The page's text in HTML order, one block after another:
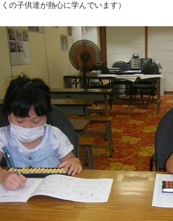
くの子供達が熱心に学んでいます）